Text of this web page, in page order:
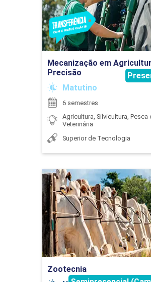
ESTÁGIO CURRICULAR
EM ZOOTECNIA
225
ESTRUTURAS E
ZOOTÉCNICAS
45
ESTUDOS INTEGRADOS EM
AGRÁRIAS
Mecanização em
Precisão
Matutino
6 semestres
Agricultura, Silvicultura, Pesca
Veterinária
Superior de Tecnologia
Detalhes do
Ir para Inscrição
Zootecnia
Detalhes do
Ir para Inscrição